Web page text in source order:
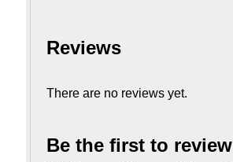
Reviews
There are no reviews yet.
Be the first to review